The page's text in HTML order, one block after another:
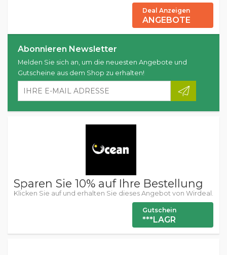
Deal Anzeigen
ANGEBOTE
Abonnieren Newsletter
Melden Sie sich an, um die neuesten Angebote und
Gutscheine aus dem Shop zu erhalten!
Sparen Sie 10% auf Ihre Bestellung
Klicken Sie auf und erhalten Sie dieses Angebot von Wirdeal.
Gutschein
***LAGR